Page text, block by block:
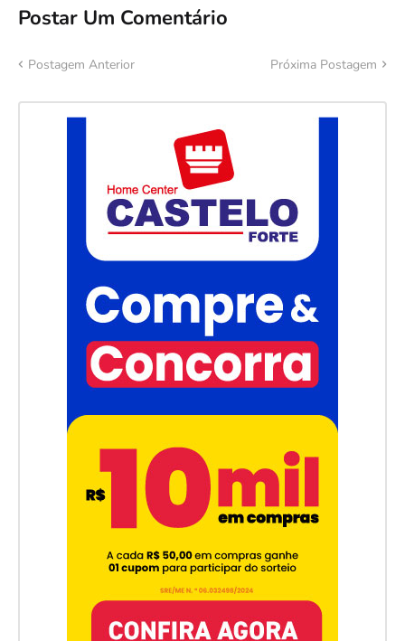
Postar Um Comentário
Postagem Anterior Próxima Postagem